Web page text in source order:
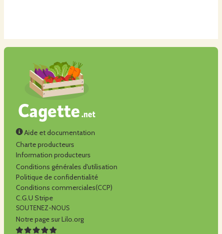
Aide et documentation
Charte producteurs
Information producteurs
Conditions générales d'utilisation
Politique de confidentialité
Conditions commerciales(CCP)
C.G.U Stripe
SOUTENEZ-NOUS
Notre page sur Lilo.org